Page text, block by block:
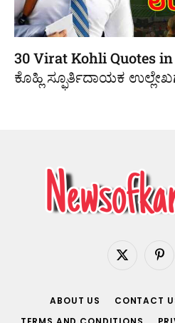
30 Virat Kohli Quotes
ಕೊಹ್ಲಿ ಸ್ಫೂರ್ತಿದಾಯಕ
X
ABOUT US CONTACT